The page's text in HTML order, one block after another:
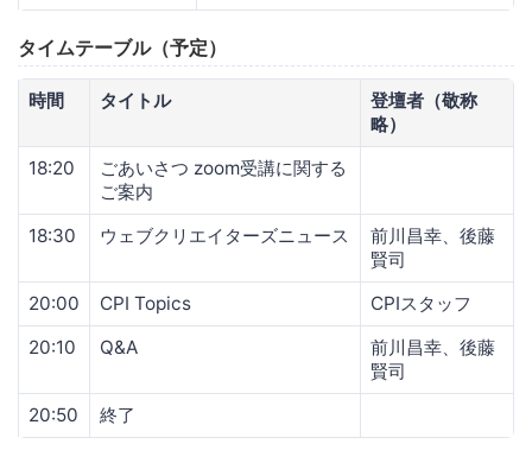
タイムテーブル（予定）
時間 タイトル
登壇者（敬称
略）
18:20
ごあいさつ zoom受講に関する
ご案内
18:30
ウェブクリエイターズニュース
前川昌幸、後藤
賢司
20:00
CPI Topics
CPIスタッフ
20:10
Q&A
前川昌幸、後藤
賢司
20:50
終了